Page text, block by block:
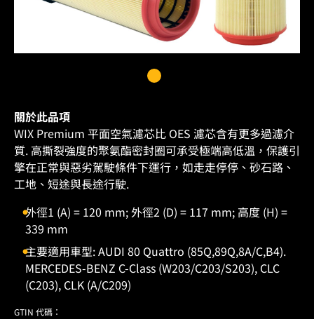
關於此品項
WIX Premium 平面空氣濾芯比 OES 濾芯含有更多過濾介
質. 高撕裂強度的聚氨酯密封圈可承受極端高低溫，保護引
擎在正常與惡劣駕駛條件下運行，如走走停停、砂石路、
工地、短途與長途行駛.
外徑1 (A) = 120 mm; 外徑2 (D) = 117 mm; 高度 (H) =
339 mm
主要適用車型: AUDI 80 Quattro (85Q,89Q,8A/C,B4).
MERCEDES-BENZ C-Class (W203/C203/S203), CLC
(C203), CLK (A/C209)
GTIN 代碼：